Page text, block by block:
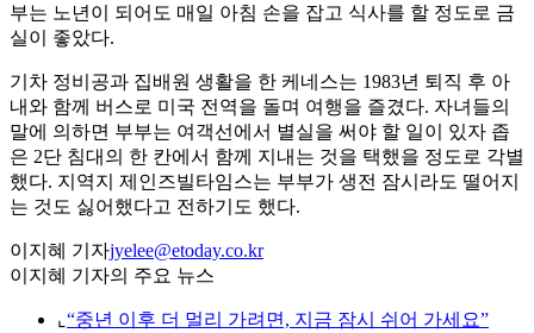
부는 노년이 되어도 매일 아침 손을 잡고 식사를 할 정도로 금
실이 좋았다.
기차 정비공과 집배원 생활을 한 케네스는 1983년 퇴직 후 아
내와 함께 버스로 미국 전역을 돌며 여행을 즐겼다. 자녀들의
말에 의하면 부부는 여객선에서 별실을 써야 할 일이 있자 좁
은 2단 침대의 한 칸에서 함께 지내는 것을 택했을 정도로 각별
했다. 지역지 제인즈빌타임스는 부부가 생전 잠시라도 떨어지
는 것도 싫어했다고 전하기도 했다.
이지혜 기자jyelee@etoday.co.kr
이지혜 기자의 주요 뉴스
⌞ “중년 이후 더 멀리 가려면, 지금 잠시 쉬어 가세요”